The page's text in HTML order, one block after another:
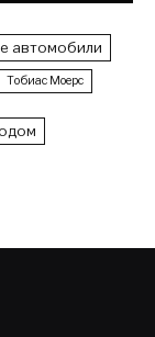
автомобили
Тобиас Моерс